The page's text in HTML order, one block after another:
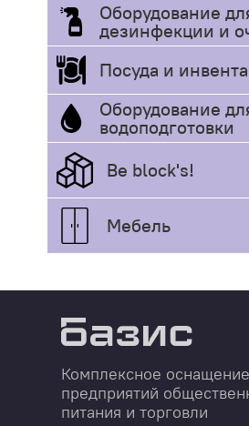
Оборудование
дезинфекции и
Посуда и
Оборудование
водоподготовки
Be block's!
Мебель
Комплексное оснащение
предприятий
питания и торговли